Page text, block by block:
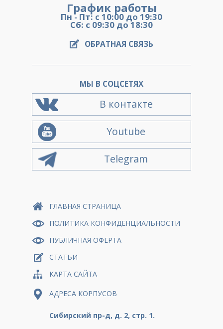
График работы
Пн - Пт: с 10:00 до 19:30
Сб: с 09:30 до 18:30
ОБРАТНАЯ СВЯЗЬ
МЫ В СОЦСЕТЯХ
В контакте
Youtube
Telegram
ГЛАВНАЯ СТРАНИЦА
ПОЛИТИКА КОНФИДЕНЦИАЛЬНОСТИ
ПУБЛИЧНАЯ ОФЕРТА
СТАТЬИ
КАРТА САЙТА
АДРЕСА КОРПУСОВ
Сибирский пр-д, д. 2, стр. 1.